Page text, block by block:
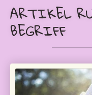
ARTIKEL
BEGRIFF